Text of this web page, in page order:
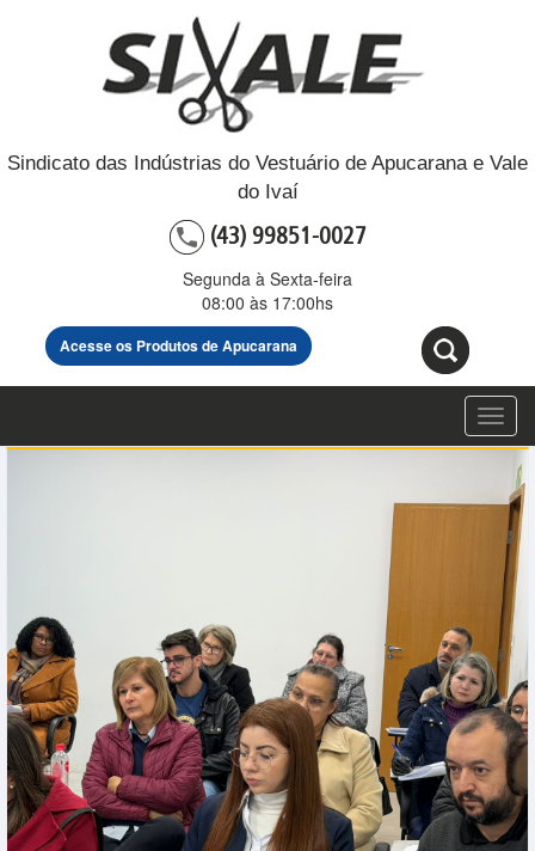
Sindicato das Indústrias do Vestuário de Apucarana e Vale
do Ivaí
(43) 99851-0027
Segunda à Sexta-feira
08:00 às 17:00hs
Acesse os Produtos de Apucarana